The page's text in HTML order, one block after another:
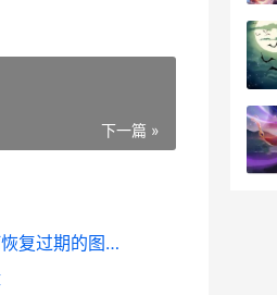
下一篇 »
微信如何恢复过期文件 微信如何恢复过期的图片和视频